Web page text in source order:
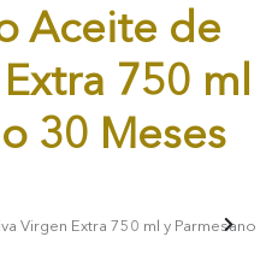
Aceite de
750 ml
30 Meses